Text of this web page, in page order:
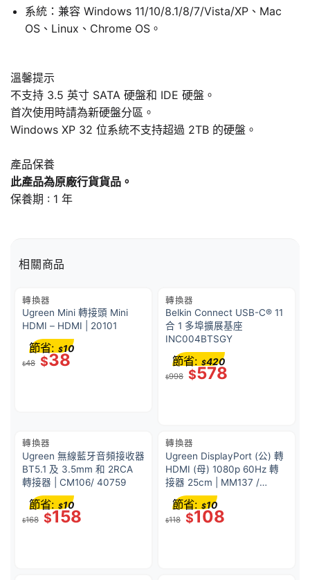
系統：兼容 Windows 11/10/8.1/8/7/Vista/XP、Mac
OS、Linux、Chrome OS。
溫馨提示
不支持 3.5 英寸 SATA 硬盤和 IDE 硬盤。
首次使用時請為新硬盤分區。
Windows XP 32 位系統不支持超過 2TB 的硬盤。
產品保養
此產品為原廠行貨貨品。
保養期 : 1 年
相關商品
轉換器
Ugreen Mini 轉接頭 Mini
HDMI – HDMI | 20101
$48 $38
節省: $10
轉換器
Belkin Connect USB-C® 11
合 1 多埠擴展基座
INC004BTSGY
$998 $578
節省: $420
轉換器
Ugreen 無線藍牙音頻接收器
BT5.1 及 3.5mm 和 2RCA
轉接器 | CM106/ 40759
$168 $158
節省: $10
轉換器
Ugreen DisplayPort (公) 轉
HDMI (母) 1080p 60Hz 轉
接器 25cm | MM137 /
70694
$118 $108
節省: $10